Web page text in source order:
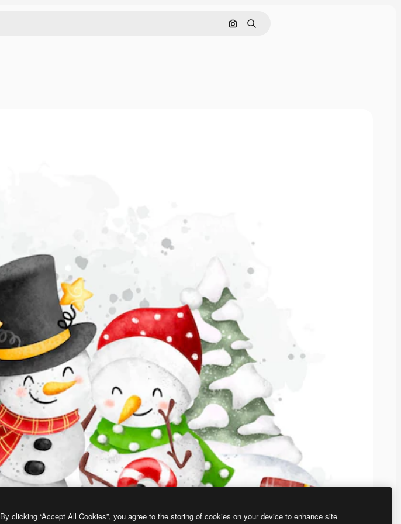
画像で検索
検索
By clicking “Accept All Cookies”, you agree to the storing of cookies on your device to enhance site